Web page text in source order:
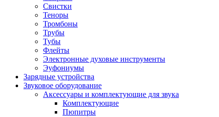
Свистки
Теноры
Тромбоны
Трубы
Тубы
Флейты
Электронные духовые инструменты
Эуфониумы
Зарядные устройства
Звуковое оборудование
Аксессуары и комплектующие для звука
Комплектующие
Пюпитры